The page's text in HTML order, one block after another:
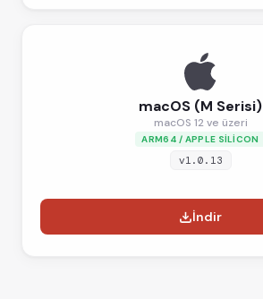
macOS (M Serisi)
macOS 12 ve üzeri
ARM64 / APPLE SILICON
v1.0.13
İndir